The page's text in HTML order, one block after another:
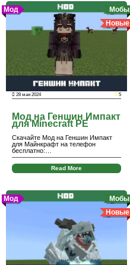
Мод
Мобы
Новые
28 мая 2024 5
Мод на Геншин Импакт
для Minecraft PE
Скачайте Мод на Геншин Импакт
для Майнкрафт на телефон
бесплатно:…
Read More
Мод
Мобы
Новые